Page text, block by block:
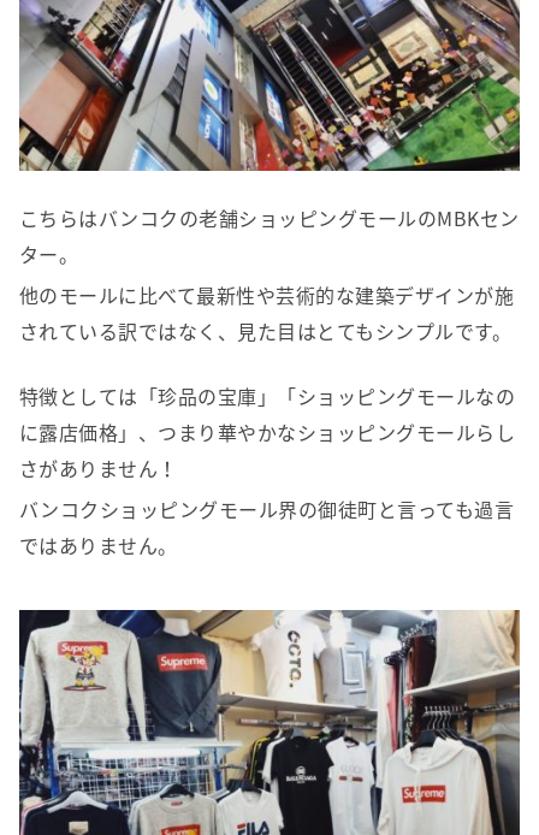
こちらはバンコクの老舗ショッピングモールのMBKセン
ター。
他のモールに比べて最新性や芸術的な建築デザインが施
されている訳ではなく、見た目はとてもシンプルです。
特徴としては「珍品の宝庫」「ショッピングモールなの
に露店価格」、つまり華やかなショッピングモールらし
さがありません！
バンコクショッピングモール界の御徒町と言っても過言
ではありません。